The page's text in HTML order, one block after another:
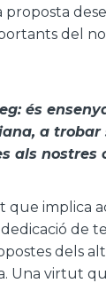
proposta
del
és
a trobar
als nostres
que implica
dedicació de
dels
Una virtut